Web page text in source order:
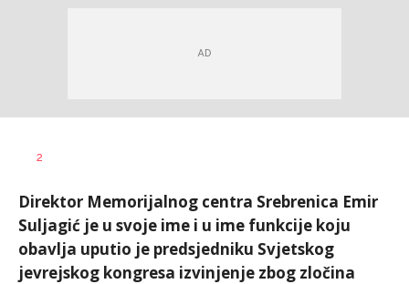
AUTOR
2
Direktor Memorijalnog centra Srebrenica Emir
Suljagić je u svoje ime i u ime funkcije koju
obavlja uputio je predsjedniku Svjetskog
jevrejskog kongresa izvinjenje zbog zločina